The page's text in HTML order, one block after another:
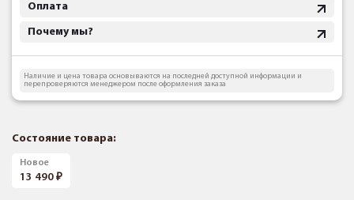
Оплата
Почему мы?
Наличие и цена товара основываются на последней доступной информации и
перепроверяются менеджером после оформления заказа
Состояние товара:
Новое
13 490